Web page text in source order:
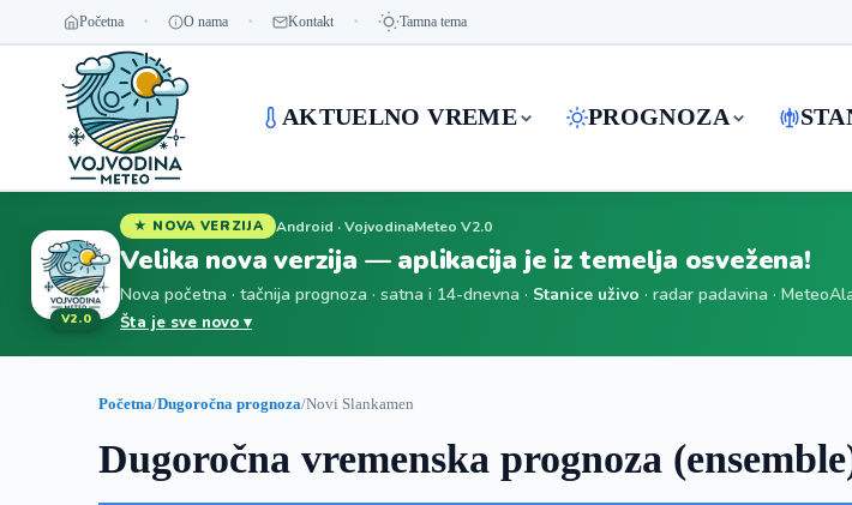
Početna O nama Kontakt Tamna tema
AKTUELNO VREME PROGNOZA
V2.0
★ NOVA VERZIJA Android · VojvodinaMeteo V2.0
Velika nova verzija — aplikacija je iz temelja osvežena!
Nova početna · tačnija prognoza · satna i 14-dnevna · Stanice uživo · radar padavina ·
Šta je sve novo ▾
Početna/Dugoročna prognoza/Novi Slankamen
Dugoročna vremenska prognoza